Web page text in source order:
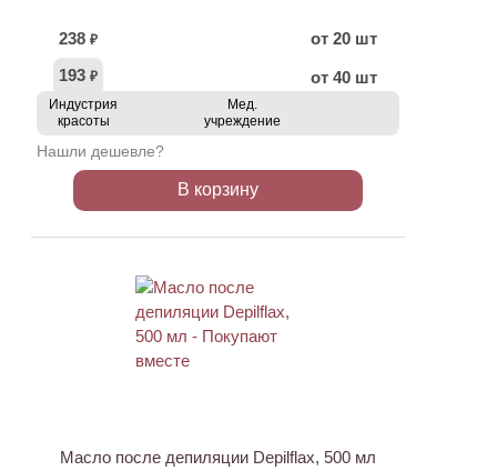
238 ₽
от 20 шт
193 ₽ от 40 шт
Индустрия
красоты
Мед.
учреждение
Нашли дешевле?
В корзину
Масло после депиляции Depilflax, 500 мл